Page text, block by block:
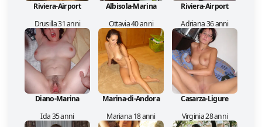
Riviera-Airport Albisola-Marina
Riviera-Airport
Drusilla 31 anni
Diano-Marina
Ottavia 40 anni
Marina-di-Andora
Adriana 36 anni
Casarza-Ligure
Ida 35 anni
Mariana 18 anni Virginia 28 anni